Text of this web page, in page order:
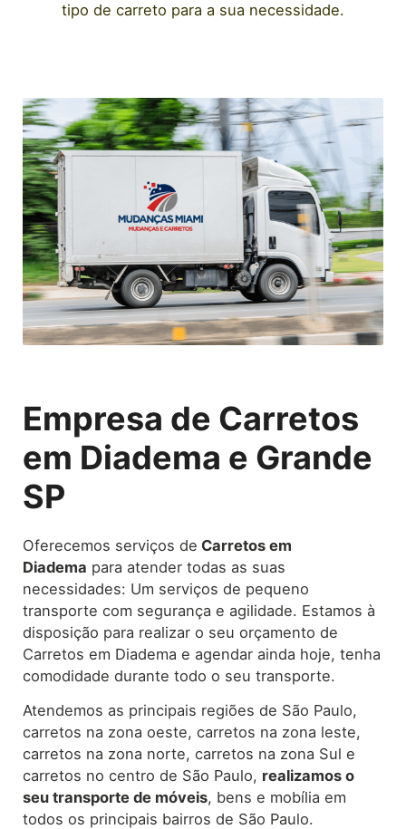
tipo de carreto para a sua necessidade.
Empresa de Carretos
em Diadema e Grande
SP
Oferecemos serviços de Carretos em
Diadema para atender todas as suas
necessidades: Um serviços de pequeno
transporte com segurança e agilidade. Estamos à
disposição para realizar o seu orçamento de
Carretos em Diadema e agendar ainda hoje, tenha
comodidade durante todo o seu transporte.
Atendemos as principais regiões de São Paulo,
carretos na zona oeste, carretos na zona leste,
carretos na zona norte, carretos na zona Sul e
carretos no centro de São Paulo, realizamos o
seu transporte de móveis, bens e mobília em
todos os principais bairros de São Paulo.